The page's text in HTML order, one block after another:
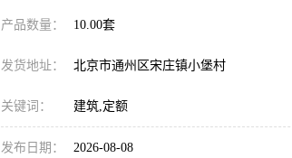
产品数量： 10.00套
发货地址： 北京市通州区宋庄镇小堡村
关键词： 建筑,定额
发布日期： 2026-08-08